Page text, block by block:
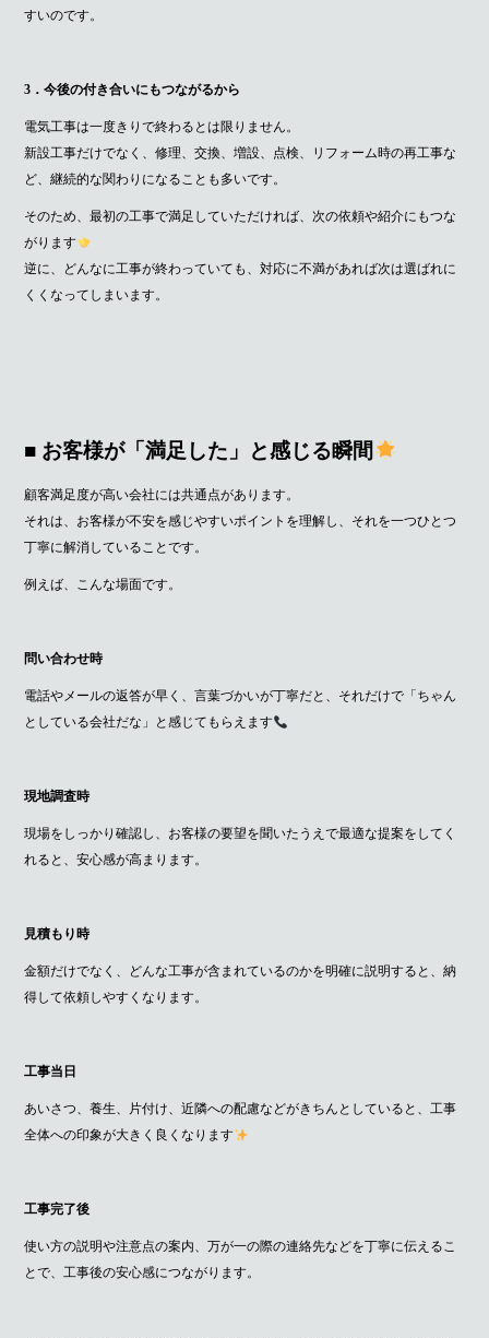
すいのです。
3．今後の付き合いにもつながるから
電気工事は一度きりで終わるとは限りません。
新設工事だけでなく、修理、交換、増設、点検、リフォーム時の再工事な
ど、継続的な関わりになることも多いです。
そのため、最初の工事で満足していただければ、次の依頼や紹介にもつな
がります
逆に、どんなに工事が終わっていても、対応に不満があれば次は選ばれに
くくなってしまいます。
■ お客様が「満足した」と感じる瞬間
顧客満足度が高い会社には共通点があります。
それは、お客様が不安を感じやすいポイントを理解し、それを一つひとつ
丁寧に解消していることです。
例えば、こんな場面です。
問い合わせ時
電話やメールの返答が早く、言葉づかいが丁寧だと、それだけで「ちゃん
としている会社だな」と感じてもらえます
現地調査時
現場をしっかり確認し、お客様の要望を聞いたうえで最適な提案をしてく
れると、安心感が高まります。
見積もり時
金額だけでなく、どんな工事が含まれているのかを明確に説明すると、納
得して依頼しやすくなります。
工事当日
あいさつ、養生、片付け、近隣への配慮などがきちんとしていると、工事
全体への印象が大きく良くなります
工事完了後
使い方の説明や注意点の案内、万が一の際の連絡先などを丁寧に伝えるこ
とで、工事後の安心感につながります。